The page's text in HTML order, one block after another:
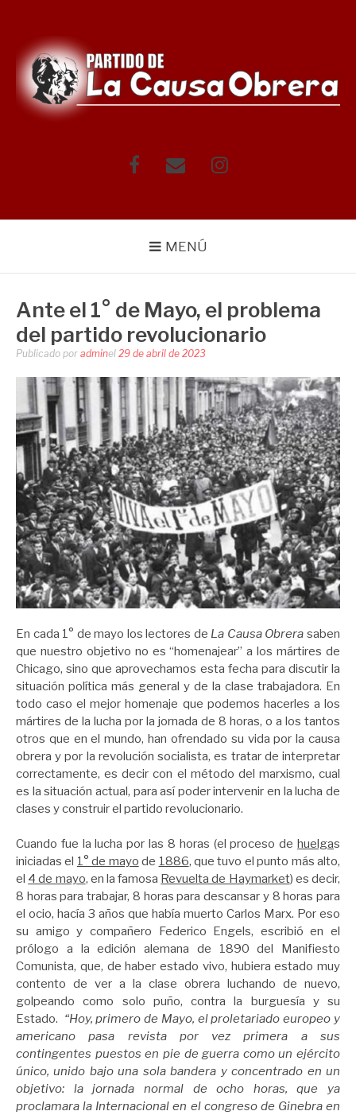
contenido
FacebookCorreo Instagram
MENÚ
Ante el 1° de Mayo, el problema
del partido revolucionario
Publicado por adminel 29 de abril de 2023
En cada 1° de mayo los lectores de La Causa Obrera saben
que nuestro objetivo no es “homenajear” a los mártires de
Chicago, sino que aprovechamos esta fecha para discutir la
situación política más general y de la clase trabajadora. En
todo caso el mejor homenaje que podemos hacerles a los
mártires de la lucha por la jornada de 8 horas, o a los tantos
otros que en el mundo, han ofrendado su vida por la causa
obrera y por la revolución socialista, es tratar de interpretar
correctamente, es decir con el método del marxismo, cual
es la situación actual, para así poder intervenir en la lucha de
clases y construir el partido revolucionario.
Cuando fue la lucha por las 8 horas (el proceso de huelgas
iniciadas el 1° de mayo de 1886, que tuvo el punto más alto,
el 4 de mayo, en la famosa Revuelta de Haymarket) es decir,
8 horas para trabajar, 8 horas para descansar y 8 horas para
el ocio, hacía 3 años que había muerto Carlos Marx. Por eso
su amigo y compañero Federico Engels, escribió en el
prólogo a la edición alemana de 1890 del Manifiesto
Comunista, que, de haber estado vivo, hubiera estado muy
contento de ver a la clase obrera luchando de nuevo,
golpeando como solo puño, contra la burguesía y su
Estado. “Hoy, primero de Mayo, el proletariado europeo y
americano pasa revista por vez primera a sus
contingentes puestos en pie de guerra como un ejército
único, unido bajo una sola bandera y concentrado en un
objetivo: la jornada normal de ocho horas, que ya
proclamara la Internacional en el congreso de Ginebra en